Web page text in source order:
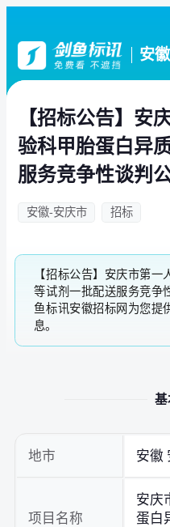
安
【招标公告】安
验科甲胎蛋白异
服务竞争性谈判
安徽-安庆市 招标
【招标公告】安庆市第
等试剂一批配送服务竞争
鱼标讯安徽招标网为您提
息。
基
地市 安徽
项目名称
安庆
蛋白